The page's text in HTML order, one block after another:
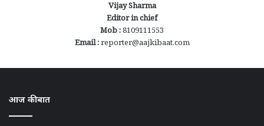
Vijay Sharma
Editor in chief
Mob :8109111553
Email :reporter@aajkibaat.com
आज की बात